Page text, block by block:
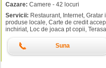
Cazare: Camere - 42 locuri
Servicii: Restaurant, Internet, Gratar
produse locale, Carte de credit
inchiriat, Loc de joaca pt copii,
Suna